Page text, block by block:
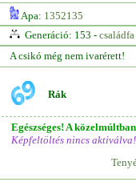
Apa: 1352135
Generáció: 153 - családfa
A csikó még nem ivarérett!
Rák
Egészséges! A
Képfeltöltés nincs aktiválva!